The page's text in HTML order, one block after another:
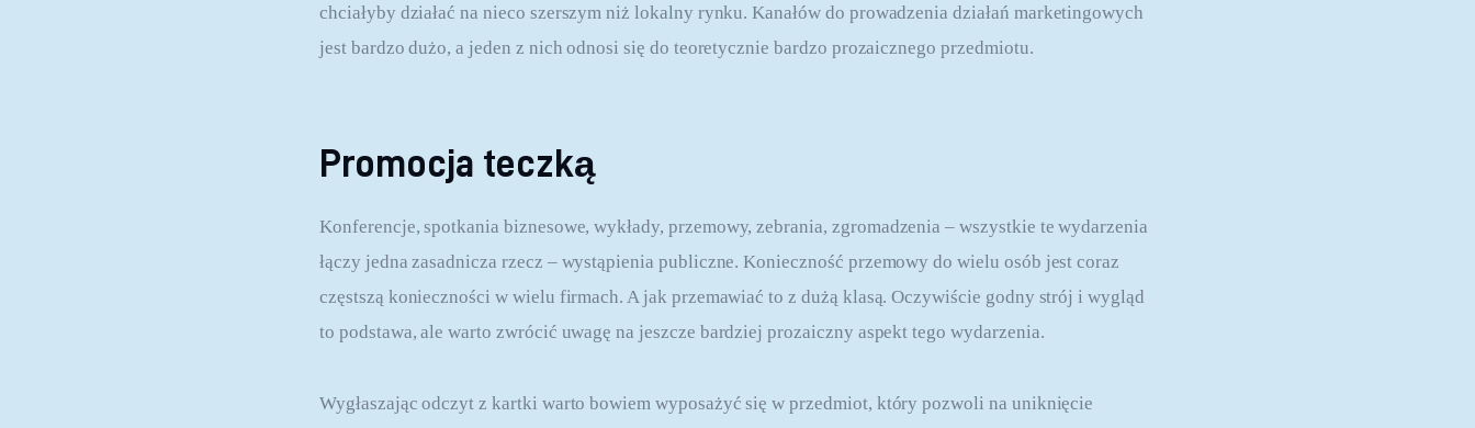
chciałyby działać na nieco szerszym niż lokalny rynku. Kanałów do prowadzenia działań marketingowych
jest bardzo dużo, a jeden z nich odnosi się do teoretycznie bardzo prozaicznego przedmiotu.
Promocja teczką
Konferencje, spotkania biznesowe, wykłady, przemowy, zebrania, zgromadzenia – wszystkie te wydarzenia
łączy jedna zasadnicza rzecz – wystąpienia publiczne. Konieczność przemowy do wielu osób jest coraz
częstszą konieczności w wielu firmach. A jak przemawiać to z dużą klasą. Oczywiście godny strój i wygląd
to podstawa, ale warto zwrócić uwagę na jeszcze bardziej prozaiczny aspekt tego wydarzenia.
Wygłaszając odczyt z kartki warto bowiem wyposażyć się w przedmiot, który pozwoli na uniknięcie